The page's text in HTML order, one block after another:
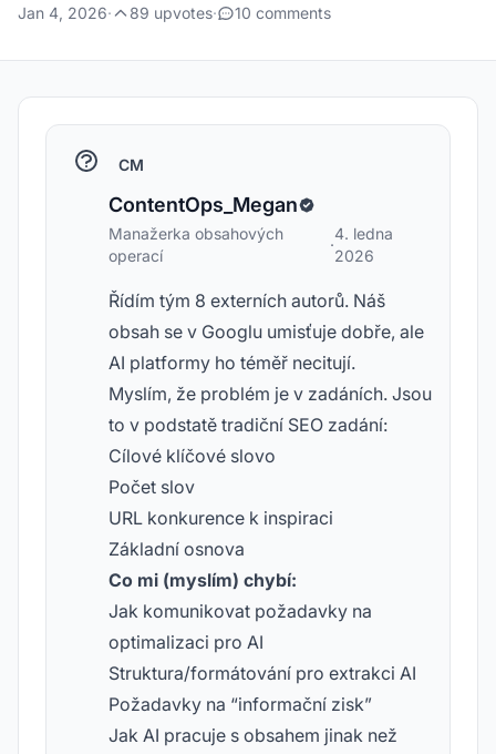
Jan 4, 2026· 89 upvotes· 10 comments
CM
ContentOps_Megan
Manažerka obsahových
operací
·
4. ledna
2026
Řídím tým 8 externích autorů. Náš
obsah se v Googlu umisťuje dobře, ale
AI platformy ho téměř necitují.
Myslím, že problém je v zadáních. Jsou
to v podstatě tradiční SEO zadání:
Cílové klíčové slovo
Počet slov
URL konkurence k inspiraci
Základní osnova
Co mi (myslím) chybí:
Jak komunikovat požadavky na
optimalizaci pro AI
Struktura/formátování pro extrakci AI
Požadavky na “informační zisk”
Jak AI pracuje s obsahem jinak než